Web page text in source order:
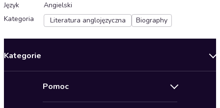
Język
Angielski
Kategoria
Literatura anglojęzyczna Biography
Kategorie
Pomoc